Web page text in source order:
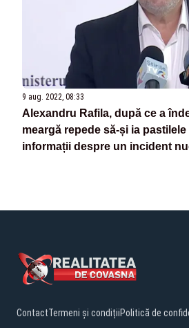
9 aug. 2022, 08:33
Alexandru Rafila, după ce a
meargă repede să-și ia
informații despre un incident
ContactTermeni și condițiiPolitică de